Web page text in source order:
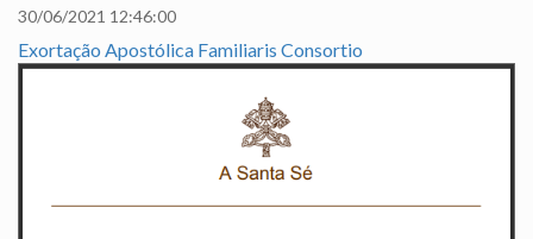
30/06/2021 12:46:00
Exortação Apostólica Familiaris Consortio